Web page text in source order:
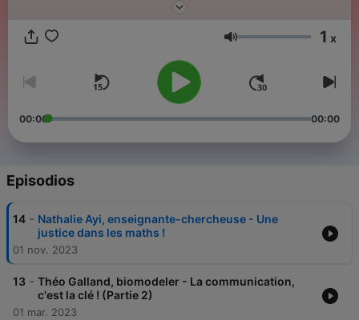
mathématiques, on ne peut faire que prof ou chercheur alors
Volumen 1 x
00:00 00:00
Episodios
14 - Nathalie Ayi, enseignante-chercheuse - Une
justice dans les maths !
01 nov. 2023
13 - Théo Galland, biomodeler - La communication,
c'est la clé ! (Partie 2)
01 mar. 2023